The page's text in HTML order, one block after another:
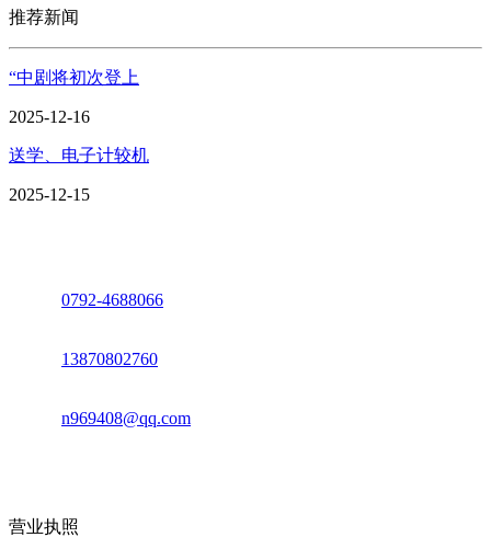
推荐新闻
“中剧将初次登上
2025-12-16
送学、电子计较机
2025-12-15
0792-4688066
13870802760
n969408@qq.com
营业执照